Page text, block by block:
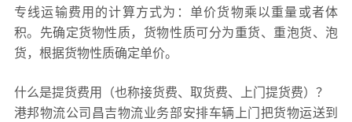
专线运输费用的计算方式为：单价货物乘以重量或者体
积。先确定货物性质，货物性质可分为重货、重泡货、泡
货，根据货物性质确定单价。
什么是提货费用（也称接货费、取货费、上门提货费）？
港邦物流公司昌吉物流业务部安排车辆上门把货物运送到